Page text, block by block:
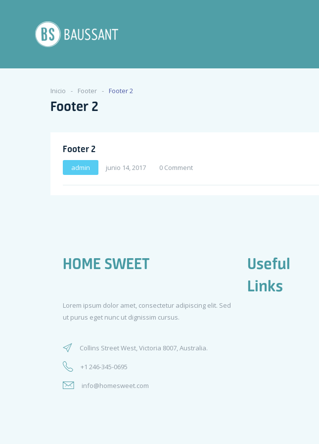
Inicio Footer Footer 2
Footer 2
Footer 2
admin junio 14, 2017 0 Comment
HOME SWEET
Lorem ipsum dolor amet, consectetur adipiscing elit. Sed
ut purus eget nunc ut dignissim cursus.
Collins Street West, Victoria 8007, Australia.
+1 246-345-0695
info@homesweet.com
Useful
Links